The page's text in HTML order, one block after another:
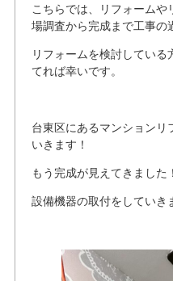
こちらでは、リフォーム
場調査から完成まで工事の
リフォームを検討してい
てれば幸いです。
台東区にあるマンション
いきます！
もう完成が見えてきました！
設備機器の取付をしていき